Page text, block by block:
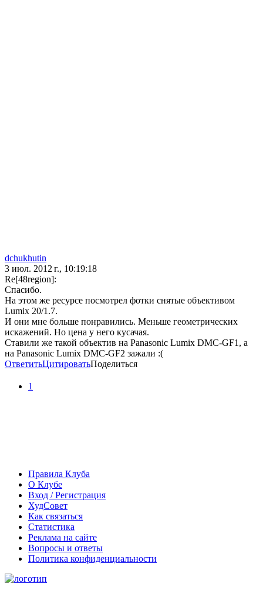
dchukhutin
3 июл. 2012 г., 10:19:18
Re[48region]:
Спасибо.
На этом же ресурсе посмотрел фотки снятые объективом
Lumix 20/1.7.
И они мне больше понравились. Меньше геометрических
искажений. Но цена у него кусачая.
Ставили же такой объектив на Panasonic Lumix DMC-GF1, а
на Panasonic Lumix DMC-GF2 зажали :(
ОтветитьЦитироватьПоделиться
1
Правила Клуба
О Клубе
Вход / Регистрация
ХудСовет
Как связаться
Статистика
Реклама на сайте
Вопросы и ответы
Политика конфиденциальности